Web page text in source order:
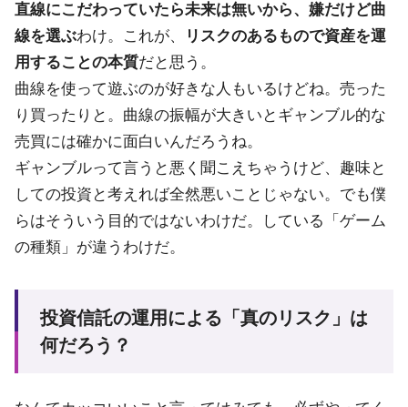
直線にこだわっていたら未来は無いから、嫌だけど曲
線を選ぶわけ。これが、
リスクのあるもので資産を運
用することの本質だと思う。
曲線を使って遊ぶのが好きな人もいるけどね。売った
り買ったりと。曲線の振幅が大きいとギャンブル的な
売買には確かに面白いんだろうね。
ギャンブルって言うと悪く聞こえちゃうけど、趣味と
しての投資と考えれば全然悪いことじゃない。でも僕
らはそういう目的ではないわけだ。している「ゲーム
の種類」が違うわけだ。
投資信託の運用による「真のリスク」は
何だろう？